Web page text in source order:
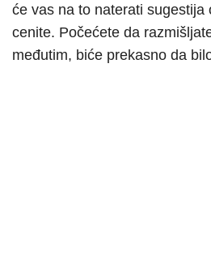
će vas na to naterati sugestija
cenite. Počećete da
međutim, biće prekasno da